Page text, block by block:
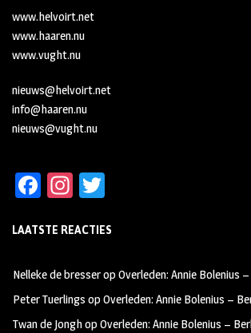
www.helvoirt.net
www.haaren.nu
www.vught.nu
nieuws@helvoirt.net
info@haaren.nu
nieuws@vught.nu
Fa
b
oo
k
In
ag
m
tt
LAATSTE REACTIES
Nelleke de bresseropOverleden: Annie Bolenius
Peter Tuerlings opOverleden: Annie Bolenius –
Twan de JonghopOverleden: Annie Bolenius –